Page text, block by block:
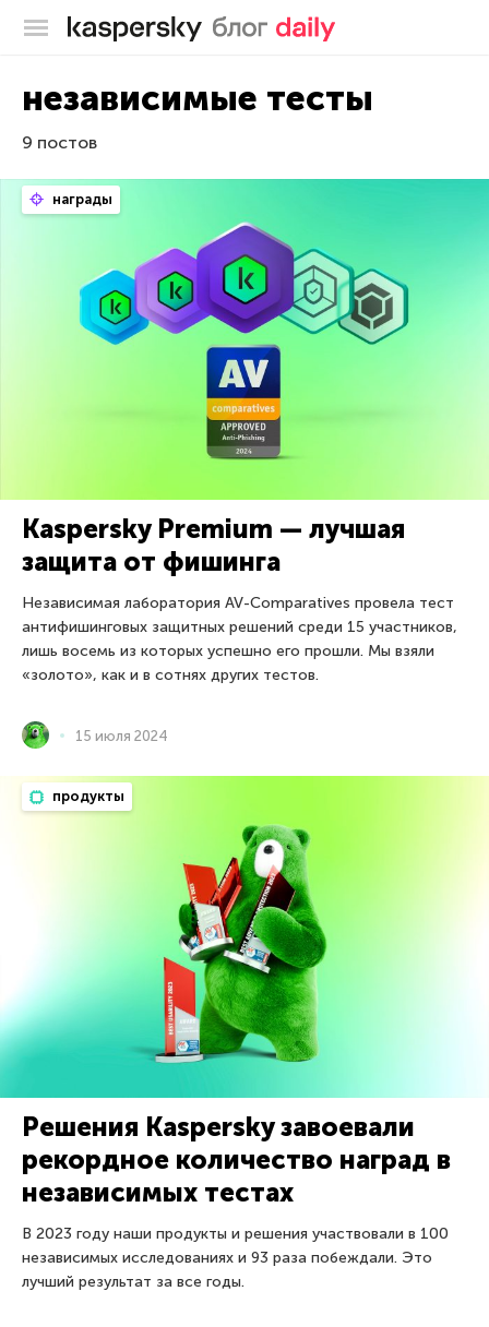
Блог Касперского
независимые тесты
9 постов
награды
Kaspersky Premium — лучшая
защита от фишинга
Независимая лаборатория AV-Comparatives провела тест
антифишинговых защитных решений среди 15 участников,
лишь восемь из которых успешно его прошли. Мы взяли
«золото», как и в сотнях других тестов.
15 июля 2024
продукты
Решения Kaspersky завоевали
рекордное количество наград в
независимых тестах
В 2023 году наши продукты и решения участвовали в 100
независимых исследованиях и 93 раза побеждали. Это
лучший результат за все годы.